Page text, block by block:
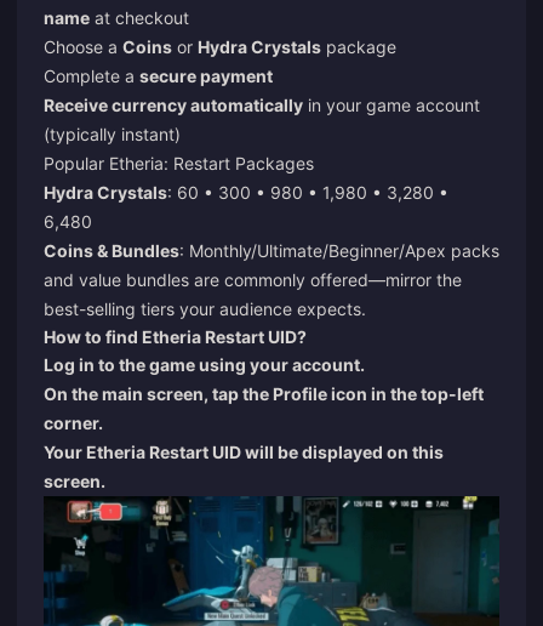
name at checkout
Choose a Coins or Hydra Crystals package
Complete a secure payment
Receive currency automatically in your game account
(typically instant)
Popular Etheria: Restart Packages
Hydra Crystals: 60 • 300 • 980 • 1,980 • 3,280 •
6,480
Coins & Bundles: Monthly/Ultimate/Beginner/Apex packs
and value bundles are commonly offered—mirror the
best-selling tiers your audience expects.
How to find Etheria Restart UID?
Log in to the game using your account.
On the main screen, tap the Profile icon in the top-left
corner.
Your Etheria Restart UID will be displayed on this
screen.